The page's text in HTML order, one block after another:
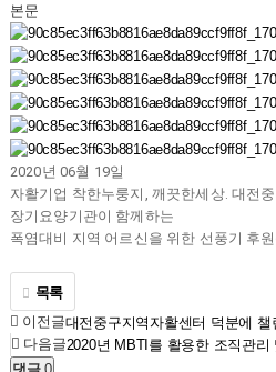
본문
2020년 06월 19일
자활기업 착한누룽지, 깨끗한세상. 대전
장기요양기관이 함께하는
폭염대비 지역 어르신을 위한 선풍기 후
목록
이전글대전중구지역자활센터 덕분에 챌
다음글2020년 MBTI를 활용한 조직관리